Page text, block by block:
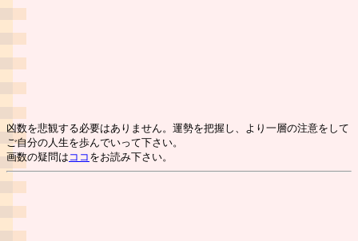
凶数を悲観する必要はありません。運勢を把握し、より一層の注意をして
ご自分の人生を歩んでいって下さい。
画数の疑問は ココ をお読み下さい。